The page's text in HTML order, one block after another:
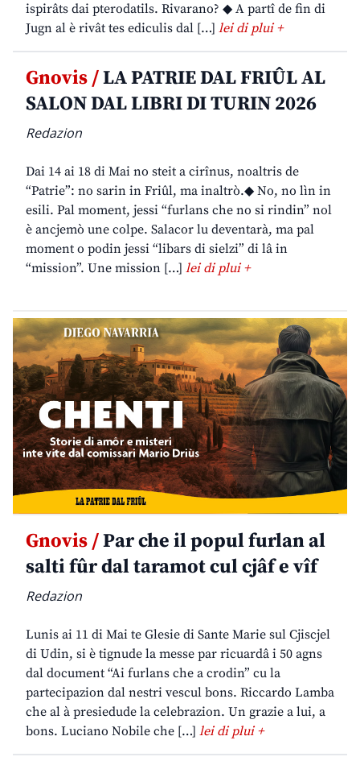
ispirâts dai pterodatils. Rivarano? ◆ A partî de fin di
Jugn al è rivât tes ediculis dal […] lei di plui +
Gnovis /LA PATRIE DAL FRIÛL AL
SALON DAL LIBRI DI TURIN 2026
Redazion
Dai 14 ai 18 di Mai no steit a cirînus, noaltris de
“Patrie”: no sarin in Friûl, ma inaltrò.◆ No, no lìn in
esili. Pal moment, jessi “furlans che no si rindin” nol
è ancjemò une colpe. Salacor lu deventarà, ma pal
moment o podin jessi “libars di sielzi” di lâ in
“mission”. Une mission […] lei di plui +
Gnovis /Par che il popul furlan al
salti fûr dal taramot cul cjâf e vîf
Redazion
Lunis ai 11 di Mai te Glesie di Sante Marie sul Cjiscjel
di Udin, si è tignude la messe par ricuardâ i 50 agns
dal document “Ai furlans che a crodin” cu la
partecipazion dal nestri vescul bons. Riccardo Lamba
che al à presiedude la celebrazion. Un grazie a lui, a
bons. Luciano Nobile che […] lei di plui +